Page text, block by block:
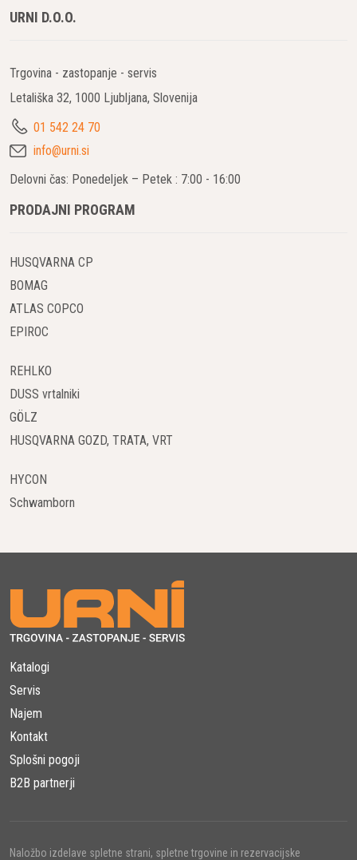
URNI D.O.O.
Trgovina - zastopanje - servis
Letališka 32, 1000 Ljubljana, Slovenija
01 542 24 70
info@urni.si
Delovni čas: Ponedeljek – Petek : 7:00 - 16:00
PRODAJNI PROGRAM
HUSQVARNA CP
BOMAG
ATLAS COPCO
EPIROC
REHLKO
DUSS vrtalniki
GÖLZ
HUSQVARNA GOZD, TRATA, VRT
HYCON
Schwamborn
Katalogi
Servis
Najem
Kontakt
Splošni pogoji
B2B partnerji
Naložbo izdelave spletne strani, spletne trgovine in rezervacijske